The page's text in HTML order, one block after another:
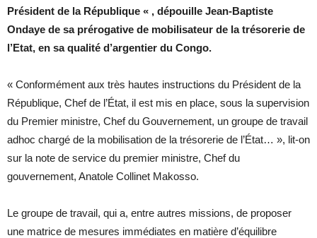
Président de la République « , dépouille Jean-Baptiste
Ondaye de sa prérogative de mobilisateur de la trésorerie de
l’Etat, en sa qualité d’argentier du Congo.
« Conformément aux très hautes instructions du Président de la
République, Chef de l’État, il est mis en place, sous la supervision
du Premier ministre, Chef du Gouvernement, un groupe de travail
adhoc chargé de la mobilisation de la trésorerie de l’État… », lit-on
sur la note de service du premier ministre, Chef du
gouvernement, Anatole Collinet Makosso.
Le groupe de travail, qui a, entre autres missions, de proposer
une matrice de mesures immédiates en matière d’équilibre